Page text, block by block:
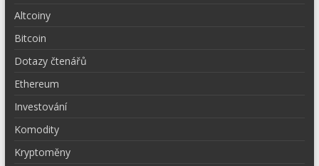
Altcoiny
Bitcoin
Dotazy čtenářů
Ethereum
Investování
Komodity
Kryptoměny